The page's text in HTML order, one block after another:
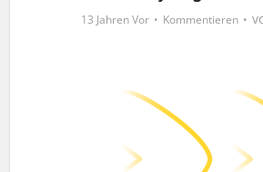
13 Jahren Vor Kommentieren